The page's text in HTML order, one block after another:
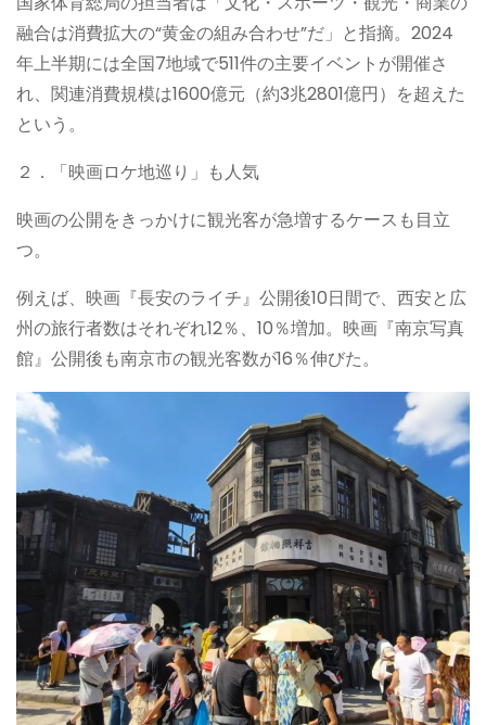
融合は消費拡大の“黄金の組み合わせ”だ」と指摘。2024
年上半期には全国7地域で511件の主要イベントが開催さ
れ、関連消費規模は1600億元（約3兆2801億円）を超えた
という。
２．「映画ロケ地巡り」も人気
映画の公開をきっかけに観光客が急増するケースも目立
つ。
例えば、映画『長安のライチ』公開後10日間で、西安と広
州の旅行者数はそれぞれ12％、10％増加。映画『南京写真
館』公開後も南京市の観光客数が16％伸びた。